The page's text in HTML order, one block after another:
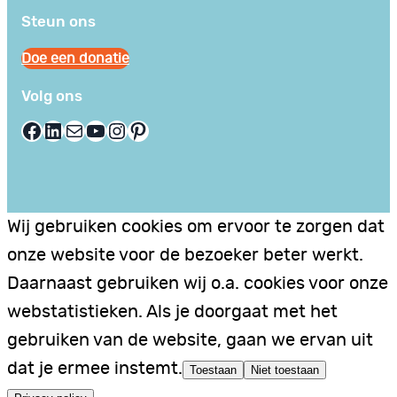
Steun ons
Doe een donatie
Volg ons
Facebook LinkedIn E-mail YouTube InstagramPinterest
Wij gebruiken cookies om ervoor te zorgen dat
onze website voor de bezoeker beter werkt.
Daarnaast gebruiken wij o.a. cookies voor onze
webstatistieken. Als je doorgaat met het
gebruiken van de website, gaan we ervan uit
dat je ermee instemt. Toestaan Niet toestaan